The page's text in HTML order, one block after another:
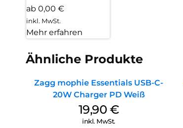
ab 0,00 €
inkl. MwSt.
Mehr erfahren
Ähnliche Produkte
Zagg mophie Essentials USB-C-
20W Charger PD Weiß
19,90 €
inkl. MwSt.